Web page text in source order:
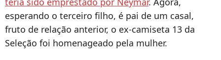
esperando o terceiro filho, é pai de um casal,
fruto de relação anterior, o ex-camiseta 13 da
Seleção foi homenageado pela mulher.